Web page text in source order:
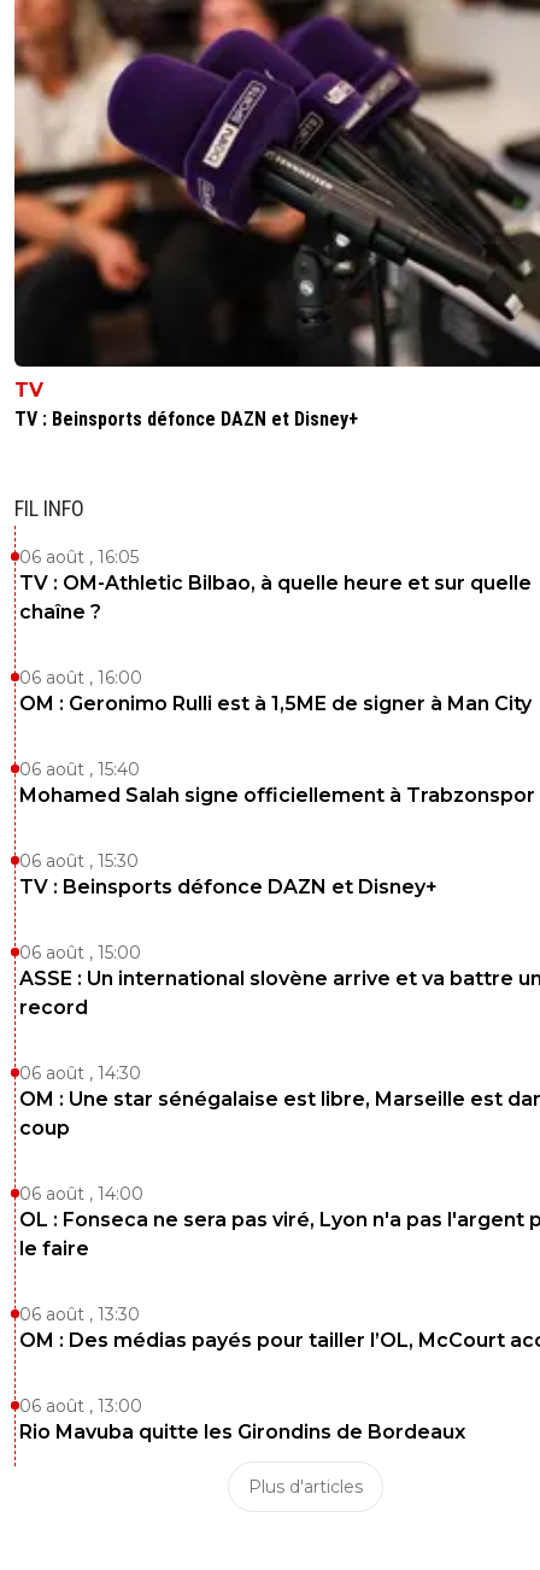
TV
TV : Beinsports défonce DAZN et Disney+
FIL INFO
06 août , 16:05
TV : OM-Athletic Bilbao, à quelle heure et sur quelle
chaîne ?
06 août , 16:00
OM : Geronimo Rulli est à 1,5ME de signer à Man City
06 août , 15:40
Mohamed Salah signe officiellement à Trabzonspor
06 août , 15:30
TV : Beinsports défonce DAZN et Disney+
06 août , 15:00
ASSE : Un international slovène arrive et va battre
record
06 août , 14:30
OM : Une star sénégalaise est libre, Marseille est
coup
06 août , 14:00
OL : Fonseca ne sera pas viré, Lyon n'a pas l'argent
le faire
06 août , 13:30
OM : Des médias payés pour tailler l’OL, McCourt
06 août , 13:00
Rio Mavuba quitte les Girondins de Bordeaux
Plus d'articles